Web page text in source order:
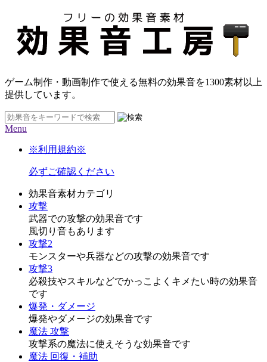
ゲーム制作・動画制作で使える無料の効果音を1300素材以上
提供しています。
Menu
※利用規約※
必ずご確認ください
効果音素材カテゴリ
攻撃
武器での攻撃の効果音です
風切り音もあります
攻撃2
モンスターや兵器などの攻撃の効果音です
攻撃3
必殺技やスキルなどでかっこよくキメたい時の効果音
です
爆発・ダメージ
爆発やダメージの効果音です
魔法 攻撃
攻撃系の魔法に使えそうな効果音です
魔法 回復・補助